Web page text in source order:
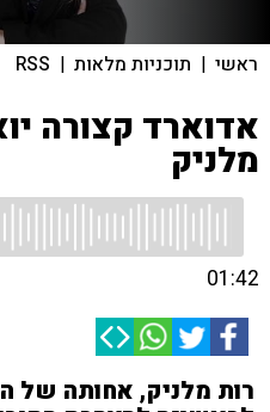
ראשי | תוכניות מלאות |
RSS
אדוארד קצורה
מלניק
01:42
רות מלניק, אחותה של